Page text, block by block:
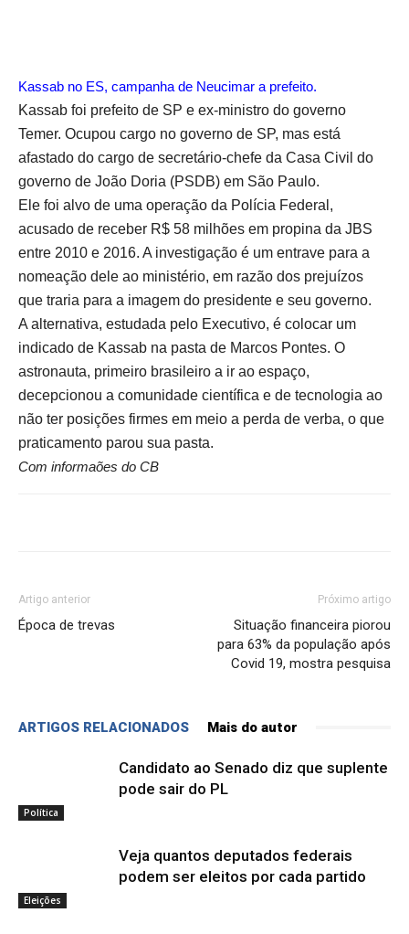
Kassab no ES, campanha de Neucimar a prefeito.
Kassab foi prefeito de SP e ex-ministro do governo
Temer. Ocupou cargo no governo de SP, mas está
afastado do cargo de secretário-chefe da Casa Civil do
governo de João Doria (PSDB) em São Paulo.
Ele foi alvo de uma operação da Polícia Federal,
acusado de receber R$ 58 milhões em propina da JBS
entre 2010 e 2016. A investigação é um entrave para a
nomeação dele ao ministério, em razão dos prejuízos
que traria para a imagem do presidente e seu governo.
A alternativa, estudada pelo Executivo, é colocar um
indicado de Kassab na pasta de Marcos Pontes. O
astronauta, primeiro brasileiro a ir ao espaço,
decepcionou a comunidade científica e de tecnologia ao
não ter posições firmes em meio a perda de verba, o que
praticamento parou sua pasta.
Com informaões do CB
Artigo anterior
Época de trevas
Próximo artigo
Situação financeira piorou
para 63% da população após
Covid 19, mostra pesquisa
ARTIGOS RELACIONADOS Mais do autor
Política
Candidato ao Senado diz que suplente
pode sair do PL
Eleições
Veja quantos deputados federais
podem ser eleitos por cada partido